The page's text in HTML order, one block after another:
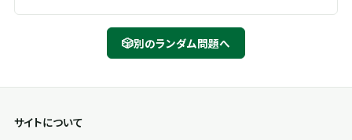
🎲別のランダム問題へ
サイトについて